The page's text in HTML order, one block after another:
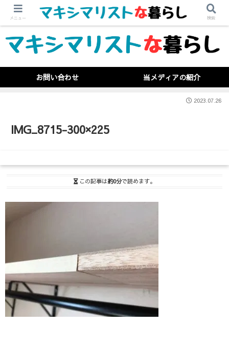
お問い合わせ 当メディアの紹介
IMG_8715-300×225
2023.07.26
この記事は約0分で読めます。
メニュー 検索